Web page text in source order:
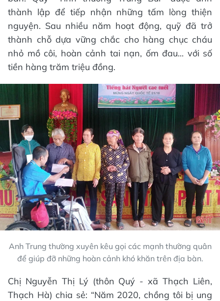
thành lập để tiếp nhận những tấm lòng thiện
nguyện. Sau nhiều năm hoạt động, quỹ đã trở
thành chỗ dựa vững chắc cho hàng chục cháu
nhỏ mồ côi, hoàn cảnh tai nạn, ốm đau... với số
tiền hàng trăm triệu đồng.
Anh Trung thường xuyên kêu gọi các mạnh thường quân
để giúp đỡ những hoàn cảnh khó khăn trên địa bàn.
Chị Nguyễn Thị Lý (thôn Quý - xã Thạch Liên,
Thạch Hà) chia sẻ: “Năm 2020, chồng tôi bị ung